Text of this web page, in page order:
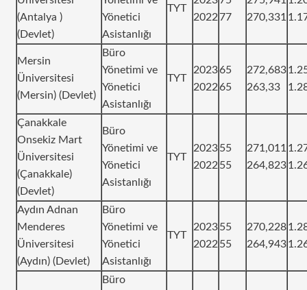
(Antalya )
(Devlet)
Yönetici
Asistanlığı
TYT
202277
270,331
Mersin
Üniversitesi
(Mersin) (Devlet)
Büro
Yönetimi ve
Yönetici
Asistanlığı
TYT
2023
2022
65
65
272,683
263,33
Çanakkale
Onsekiz Mart
Üniversitesi
(Çanakkale)
(Devlet)
Büro
Yönetimi ve
Yönetici
Asistanlığı
TYT
2023
2022
55
55
271,011
264,823
Aydın Adnan
Menderes
Üniversitesi
(Aydın) (Devlet)
Büro
Yönetimi ve
Yönetici
Asistanlığı
TYT
2023
2022
55
55
270,228
264,943
Büro